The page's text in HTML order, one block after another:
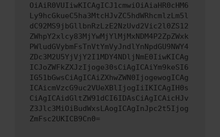
OiAiR0VUIiwKICAgICJ1cmwiOiAiaHR0cHM6
Ly9hcGkueC5ha3MtcHJvZC5hdWRhcmlzLm5l
dC92MS9jbGllbnRzLzE2NzUvd2Vic2l0ZS12
ZWhpY2xlcy83MjYwMjYlMjMxNDM4P2ZpZWxk
PWludGVybmFsTnVtYmVyJndlYnNpdGU9NWY4
ZDc3M2U5YjVjY2I1MDY4NDljNmE0IiwKICAg
ICJoZWFkZXJzIjoge30sCiAgICAiYm9keSI6
IG51bGwsCiAgICAiZXhwZWN0IjogewogICAg
ICAicmVzcG9uc2VUeXBlIjogIiIKICAgIH0s
CiAgICAidGltZW91dCI6IDAsCiAgICAicHJv
Z3Jlc3MiOiBudWxsLAogICAgInJpc2t5Ijog
ZmFsc2UKICB9Cn0=